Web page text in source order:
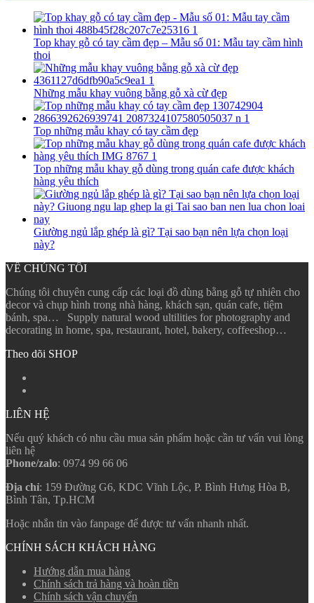
Top khay gỗ có tay cầm đẹp – Mẫu số 01: Mẫu tay cầm hình
thoi
Những mẫu khay vuông bằng gỗ xà cừ đẹp
Top những mẫu khay có tay cầm đẹp
Top những mẫu khay gỗ dùng trong quán cafe được khách
hàng yêu thích
Giường ngủ lắp ghép là gì? Tại sao bạn nên lựa chọn loại
này?
VỀ CHÚNG TÔI
Chúng tôi chuyên cung cấp các loại đồ dùng bằng gỗ tự nhiên cho
decor và chụp hình trong nhà hàng, khách sạn, quán cafe, tiệm
bánh, spa… Supply natural wood ultilities for photography and
decorating in home, spa, restaurant, hotel, bakery, coffeeshop…
Theo dõi SHOP
LIÊN HỆ
Nếu quý khách có nhu cầu mua sản phẩm hoặc cần tư vấn vui lòng
liên hệ
Phone/zalo: 0974 99 66 06
Địa chỉ: 159 Đường G6, KDC Vĩnh Lộc, P. Bình Hưng Hòa B,
Bình Tân, Tp.HCM
Hoặc nhắn tin vào fanpage để được tư vấn nhanh nhất.
CHÍNH SÁCH KHÁCH HÀNG
Hướng dẫn mua hàng
Chính sách trả hàng và hoàn tiền
Chính sách vận chuyển